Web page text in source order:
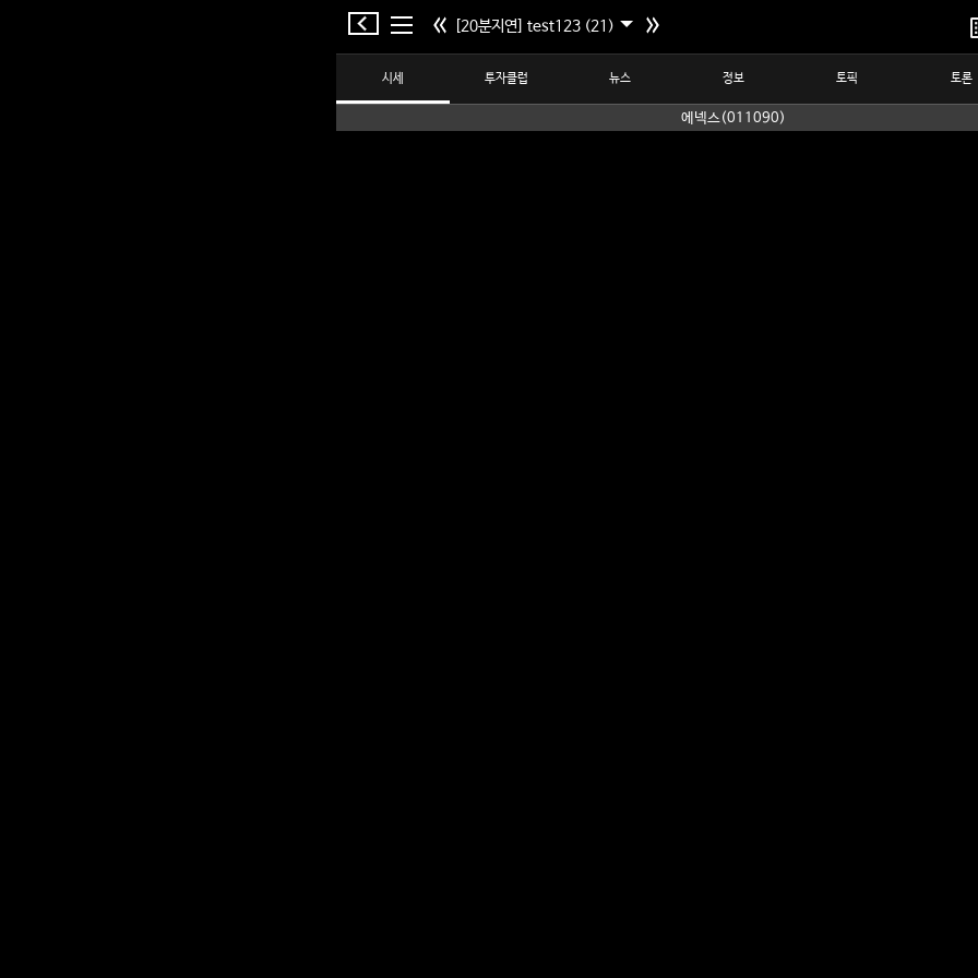
[20분지연] test123 (21)
시세 투자클럽 뉴스 정보 토픽 토론
에넥스(011090)